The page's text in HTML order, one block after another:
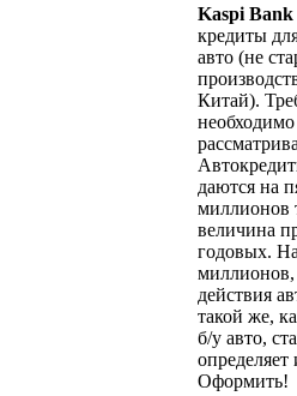
Kaspi
кредиты
авто (не
Китай).
необходимо
даются на
миллионов
величина
годовых.
миллионов,
действия
такой же,
б/у авто,
Оформить!